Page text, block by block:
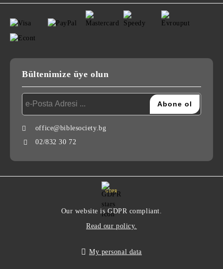
Bültenimize üye olun
office@biblesociety.bg
02/832 30 72
GDPR
Our website is GDPR compliant.
Read our policy.
My personal data